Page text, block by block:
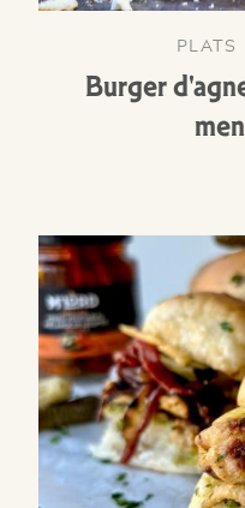
PLATS
Burger